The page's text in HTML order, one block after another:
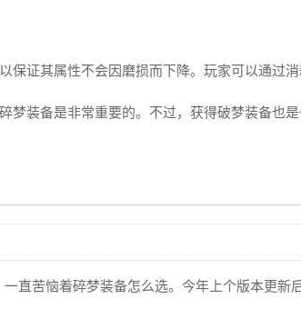
保证其属性不会因磨损而下降。玩家可以通过
梦装备是非常重要的。不过，获得破梦装备也
直苦恼着碎梦装备怎么选。今年上个版本更